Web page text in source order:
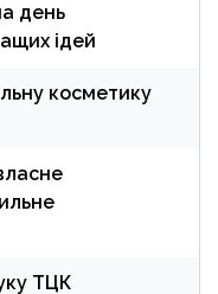
день
ідей
косметику
ТЦК